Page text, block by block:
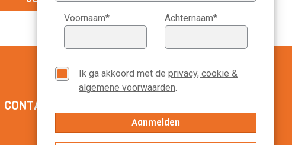
Voornaam* Achternaam*
Ik ga akkoord met de privacy, cookie &
algemene voorwaarden.
CONTACT MANAGEMENT SCOPE
020-3113799